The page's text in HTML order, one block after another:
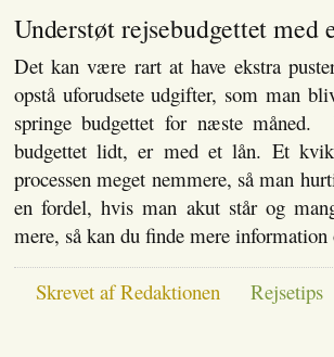
Understøt rejsebudgettet med
Det kan være rart at have ekstra
opstå uforudsete udgifter, som man
springe budgettet for næste måned.
budgettet lidt, er med et lån. Et
processen meget nemmere, så man
en fordel, hvis man akut står og
mere, så kan du finde mere
Skrevet af Redaktionen Rejsetips